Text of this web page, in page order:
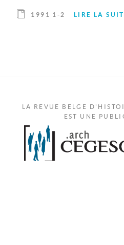
1991 1-2 LIRE LA
LA REVUE BELGE
EST UNE